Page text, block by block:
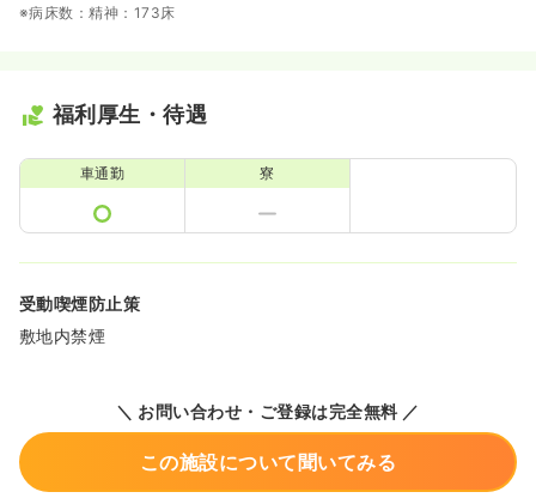
※病床数：精神：173床
福利厚生・待遇
車通勤 寮
受動喫煙防止策
敷地内禁煙
＼ お問い合わせ・ご登録は完全無料 ／
この施設について聞いてみる